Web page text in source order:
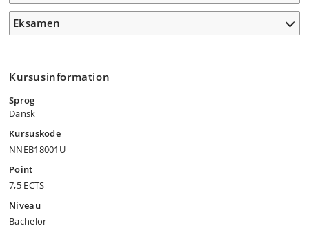
Eksamen
Kursusinformation
Sprog
Dansk
Kursuskode
NNEB18001U
Point
7,5 ECTS
Niveau
Bachelor